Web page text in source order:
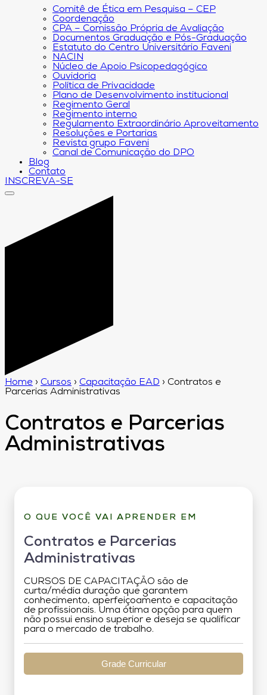
Comitê de Ética em Pesquisa – CEP
Coordenação
CPA – Comissão Própria de Avaliação
Documentos Graduação e Pós-Graduação
Estatuto do Centro Universitário Faveni
NACIN
Núcleo de Apoio Psicopedagógico
Ouvidoria
Política de Privacidade
Plano de Desenvolvimento institucional
Regimento Geral
Regimento interno
Regulamento Extraordinário Aproveitamento
Resoluções e Portarias
Revista grupo Faveni
Canal de Comunicação do DPO
Blog
Contato
INSCREVA-SE
Home › Cursos › Capacitação EAD › Contratos e
Parcerias Administrativas
Contratos e Parcerias
Administrativas
O QUE VOCÊ VAI APRENDER EM
Contratos e Parcerias
Administrativas
CURSOS DE CAPACITAÇÃO são de
curta/média duração que garantem
conhecimento, aperfeiçoamento e capacitação
de profissionais. Uma ótima opção para quem
não possui ensino superior e deseja se qualificar
para o mercado de trabalho.
Grade Curricular